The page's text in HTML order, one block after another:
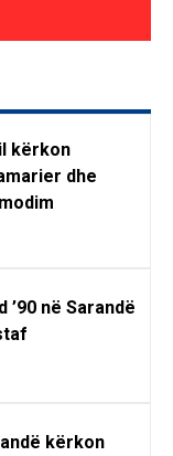
kërkon
dhe
në Sarandë
kërkon